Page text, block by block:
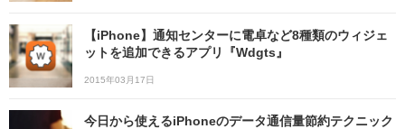
【iPhone】通知センターに電卓など8種類のウィジェ
ットを追加できるアプリ『Wdgts』
2015年03月17日
今日から使えるiPhoneのデータ通信量節約テクニック